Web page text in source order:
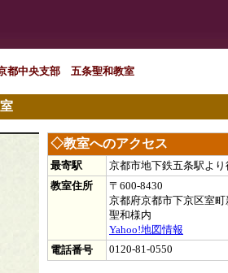
都中央支部 五条聖和教室
◇教室へのアクセス
最寄駅
京都市地下鉄五条駅よ
教室住所
〒600-8430
京都府京都市下京区室
聖和様内
Yahoo!地図情報
電話番号
0120-81-0550